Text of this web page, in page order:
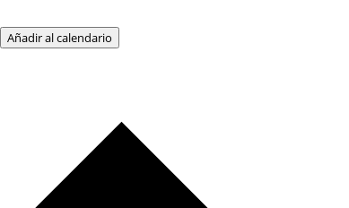
Añadir al calendario